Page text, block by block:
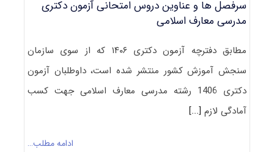
سرفصل ها و عناوین دروس امتحانی آزمون دکتری
مدرسی معارف اسلامی
مطابق دفترچه آزمون دکتری ۱۴۰۶ که از سوی سازمان
سنجش آموزش کشور منتشر شده است، داوطلبان آزمون
دکتری 1406 رشته مدرسی معارف اسلامی جهت کسب
آمادگی لازم[...]
ادامه مطلب…